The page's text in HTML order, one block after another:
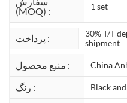
(MOQ) :
1 set
پرداخت :
30% T/T
shipment
منبع محصول : China
رنگ : Black